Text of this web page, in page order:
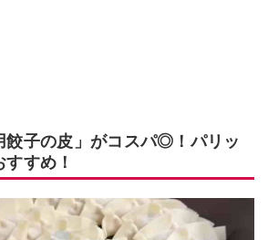
餃子の皮」がコスパ◎！パリッ
すめ！